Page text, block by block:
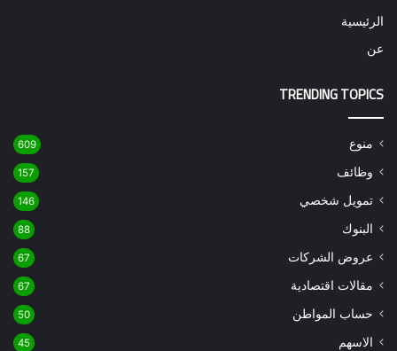
الرئيسية
عن
TRENDING TOPICS
منوع 609
وظائف 157
تمويل شخصي 146
البنوك 88
عروض الشركات 67
مقالات اقتصادية 67
حساب المواطن 50
الاسهم 45